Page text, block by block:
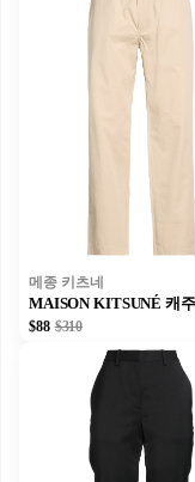
메종 키츠네
MAISON KITSUNÉ 캐주
$88 $310